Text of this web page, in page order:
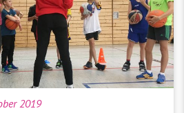
2019